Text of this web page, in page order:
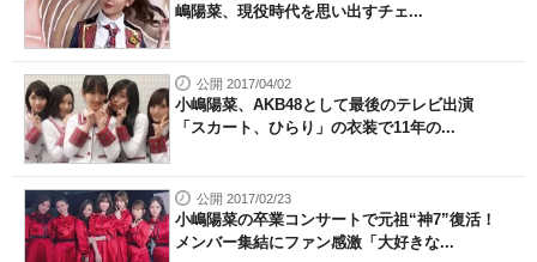
嶋陽菜、現役時代を思い出すチェ...
公開 2017/04/02
小嶋陽菜、AKB48として最後のテレビ出演
「スカート、ひらり」の衣装で11年の...
公開 2017/02/23
小嶋陽菜の卒業コンサートで元祖“神7”復活！
メンバー集結にファン感激「大好きな...